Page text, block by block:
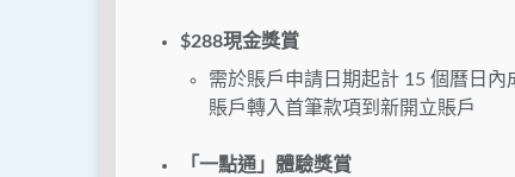
$288現金獎賞
需於賬戶申請日期起計 15 個曆日
賬戶轉入首筆款項到新開立賬戶
「一點通」體驗獎賞